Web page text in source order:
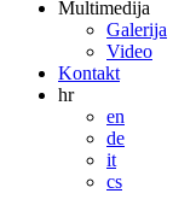
Multimedija
Galerija
Video
Kontakt
hr
en
de
it
cs